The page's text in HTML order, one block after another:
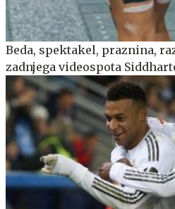
Beda, spektakel, praznina,
zadnjega videospota